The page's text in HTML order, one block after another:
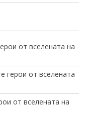
от вселената на
герои от вселената
от вселената на